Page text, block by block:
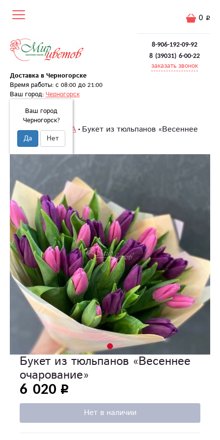
8-906-192-09-92
8 (39031) 6-00-22
заказать звонок
Доставка в Черногорске
Время работы: с 08:00 до 21:00
Ваш город: Черногорск
Ваш город
Черногорск?
Да Нет
0
Главная 8 МАРТА Букет из тюльпанов «Весеннее
очарование»
Букет из тюльпанов «Весеннее
очарование»
6 020
Нет в наличии